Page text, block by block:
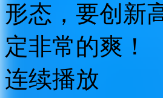
形态，要创新
定非常的爽！
连续播放